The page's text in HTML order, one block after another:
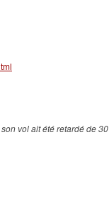
vol ait été retardé de 30